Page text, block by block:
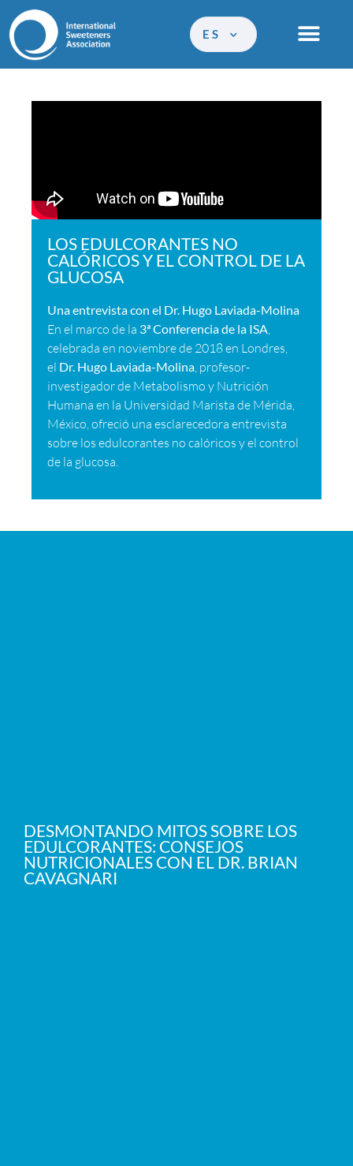
ES
LOS EDULCORANTES NO
CALÓRICOS Y EL CONTROL DE LA
GLUCOSA
Una entrevista con el Dr. Hugo Laviada-Molina
En el marco de la 3ª Conferencia de la ISA
celebrada en noviembre de 2018 en Londres,
el Dr. Hugo Laviada-Molina , profesor-
investigador de Metabolismo y Nutrición
Humana en la Universidad Marista de Mérida,
México, ofreció una esclarecedora entrevista
sobre los edulcorantes no calóricos y el control
de la glucosa.
DESMONTANDO MITOS SOBRE LOS
EDULCORANTES: CONSEJOS
NUTRICIONALES CON EL DR. BRIAN
CAVAGNARI